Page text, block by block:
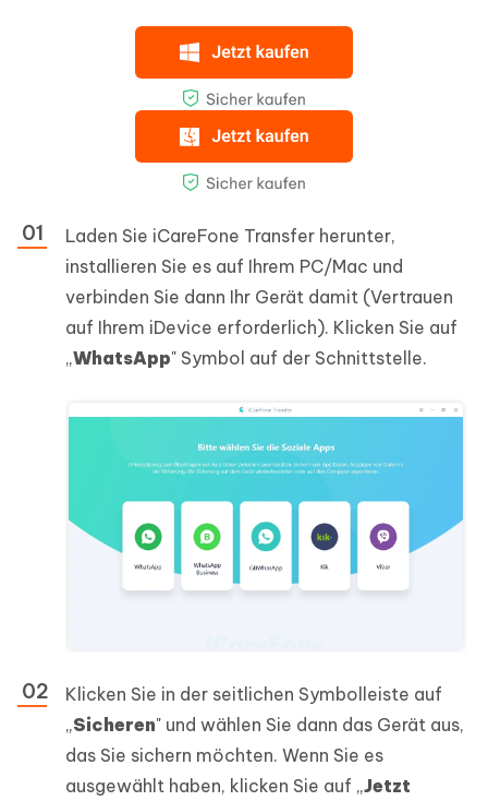
Laden Sie iCareFone Transfer herunter,
installieren Sie es auf Ihrem PC/Mac und
verbinden Sie dann Ihr Gerät damit (Vertrauen
auf Ihrem iDevice erforderlich). Klicken Sie auf
„WhatsApp" Symbol auf der Schnittstelle.
Klicken Sie in der seitlichen Symbolleiste auf
„Sicheren" und wählen Sie dann das Gerät aus,
das Sie sichern möchten. Wenn Sie es
ausgewählt haben, klicken Sie auf „Jetzt